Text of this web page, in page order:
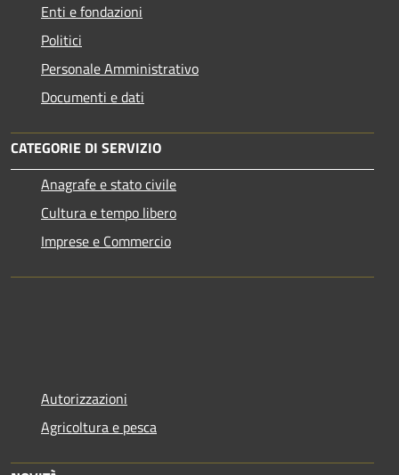
Enti e fondazioni
Politici
Personale Amministrativo
Documenti e dati
CATEGORIE DI SERVIZIO
Anagrafe e stato civile
Cultura e tempo libero
Imprese e Commercio
Autorizzazioni
Agricoltura e pesca